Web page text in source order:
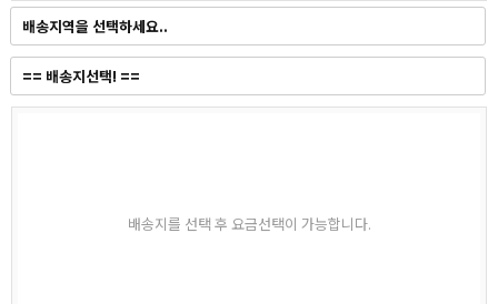
배송지를 선택 후 요금선택이 가능합니다.